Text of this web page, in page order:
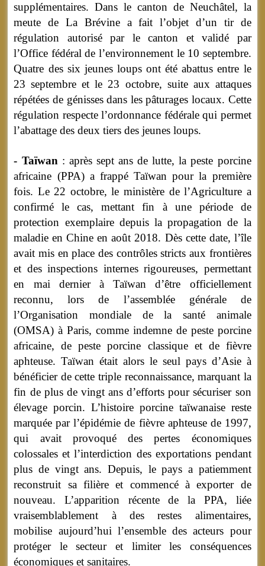
supplémentaires. Dans le canton de Neuchâtel, la
meute de La Brévine a fait l’objet d’un tir de
régulation autorisé par le canton et validé par
l’Office fédéral de l’environnement le 10 septembre.
Quatre des six jeunes loups ont été abattus entre le
23 septembre et le 23 octobre, suite aux attaques
répétées de génisses dans les pâturages locaux. Cette
régulation respecte l’ordonnance fédérale qui permet
l’abattage des deux tiers des jeunes loups.
- Taïwan: après sept ans de lutte, la peste porcine
africaine (PPA) a frappé Taïwan pour la première
fois. Le 22 octobre, le ministère de l’Agriculture a
confirmé le cas, mettant fin à une période de
protection exemplaire depuis la propagation de la
maladie en Chine en août 2018. Dès cette date, l’île
avait mis en place des contrôles stricts aux frontières
et des inspections internes rigoureuses, permettant
en mai dernier à Taïwan d’être officiellement
reconnu, lors de l’assemblée générale de
l’Organisation mondiale de la santé animale
(OMSA) à Paris, comme indemne de peste porcine
africaine, de peste porcine classique et de fièvre
aphteuse. Taïwan était alors le seul pays d’Asie à
bénéficier de cette triple reconnaissance, marquant la
fin de plus de vingt ans d’efforts pour sécuriser son
élevage porcin. L’histoire porcine taïwanaise reste
marquée par l’épidémie de fièvre aphteuse de 1997,
qui avait provoqué des pertes économiques
colossales et l’interdiction des exportations pendant
plus de vingt ans. Depuis, le pays a patiemment
reconstruit sa filière et commencé à exporter de
nouveau. L’apparition récente de la PPA, liée
vraisemblablement à des restes alimentaires,
mobilise aujourd’hui l’ensemble des acteurs pour
protéger le secteur et limiter les conséquences
économiques et sanitaires.